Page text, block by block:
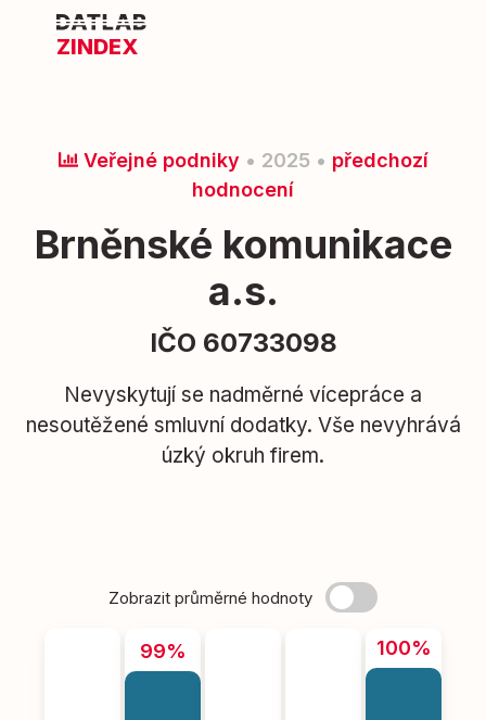
ZINDEX
Veřejné podniky • 2025 • předchozí
hodnocení
Brněnské komunikace
a.s.
IČO 60733098
Nevyskytují se nadměrné vícepráce a
nesoutěžené smluvní dodatky. Vše nevyhrává
úzký okruh firem.
Zobrazit průměrné hodnoty
99% 100%